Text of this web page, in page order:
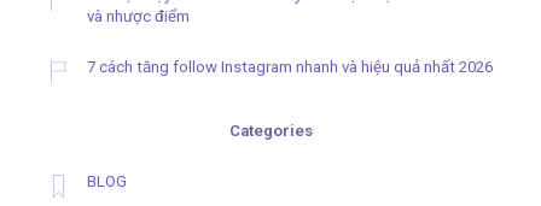
và nhược điểm
7 cách tăng follow Instagram nhanh và hiệu quả nhất 2026
Categories
BLOG